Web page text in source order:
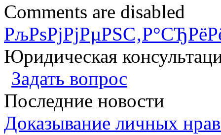
Comments are disabled
Юридическая
Задать вопрос
Последние новости
Доказывание личных